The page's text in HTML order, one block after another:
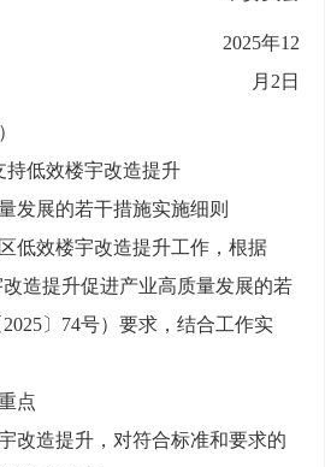
2025年12
月2日
持低效楼宇改造提升
发展的若干措施实施细则
低效楼宇改造提升工作 ，根据
改造提升促进产业高质量发展的若
2025〕 74号） 要求 ，结合工作实
点
改造提升 ， 对符合标准和要求的